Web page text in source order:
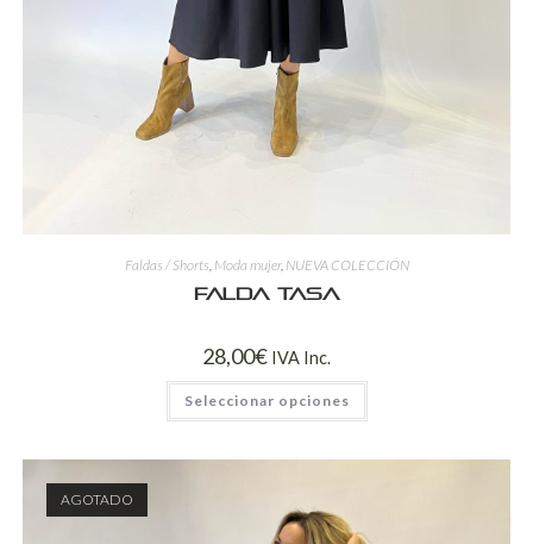
Faldas / Shorts Moda mujer, NUEVA COLECCIÓN
Falda Tasa
28,00€ IVA Inc.
Seleccionar opciones
AGOTADO